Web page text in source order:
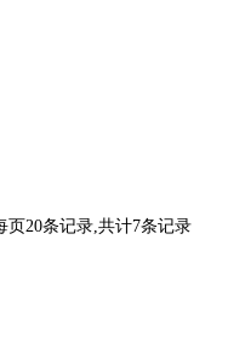
页20条记录,共计7条记录